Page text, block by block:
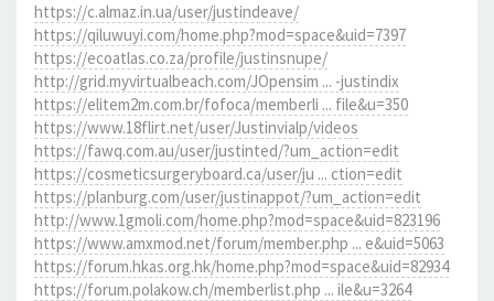
https://c.almaz.in.ua/user/justindeave/
https://qiluwuyi.com/home.php?mod=space&uid=7397
https://ecoatlas.co.za/profile/justinsnupe/
http://grid.myvirtualbeach.com/JOpensim ... -justindix
https://elitem2m.com.br/fofoca/memberli ... file&u=350
https://www.18flirt.net/user/Justinvialp/videos
https://fawq.com.au/user/justinted/?um_action=edit
https://cosmeticsurgeryboard.ca/user/ju ... ction=edit
https://planburg.com/user/justinappot/?um_action=edit
http://www.1gmoli.com/home.php?mod=space&uid=823196
https://www.amxmod.net/forum/member.php ... e&uid=5063
https://forum.hkas.org.hk/home.php?mod=space&uid=82934
https://forum.polakow.ch/memberlist.php ... ile&u=3264